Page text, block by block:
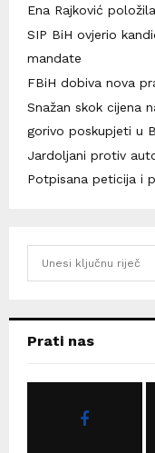
Ena Rajković
SIP BiH ovjerio
mandate
FBiH dobiva nova
Snažan skok cijena
gorivo poskupjeti u
Jardoljani protiv
Potpisana peticija i
hPrati nas